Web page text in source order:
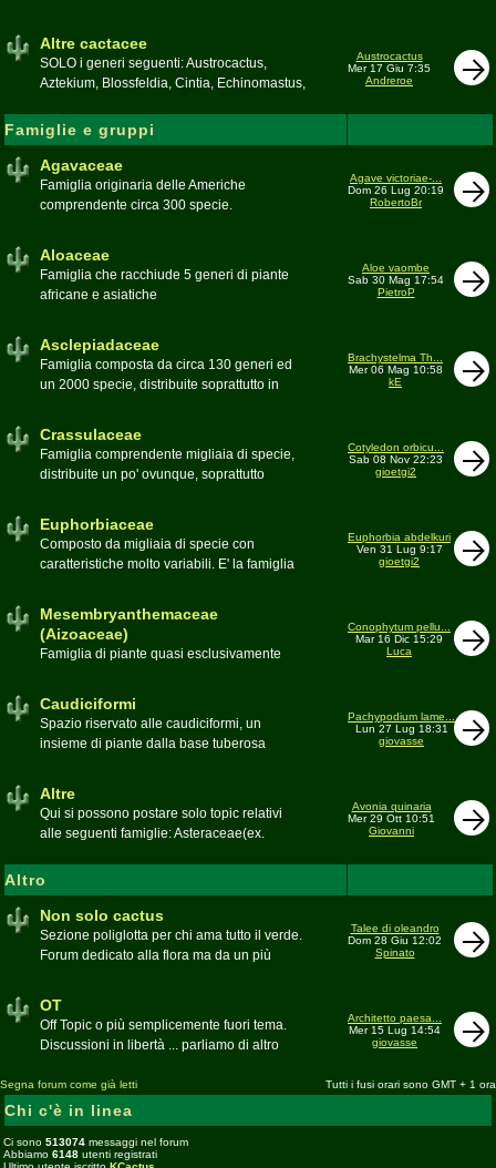
Altre cactacee
SOLO i generi seguenti: Austrocactus,
Aztekium, Blossfeldia, Cintia, Echinomastus,
Geohintonia, Obregonia, Oroya,
Ortegocactus, Pediocactus, Pelecyphora,
Pereskia, Sclerocactus, Strombocactus ,
Toumeya, Uebelmannia, Yavia. Sottotribù:
Hylocereinae (Aporocactus, Epiphyllum,
Austrocactus
Mer 17 Giu 7:35
Andreroe
Famiglie e gruppi
Agavaceae
Famiglia originaria delle Americhe
comprendente circa 300 specie.
generi:Agave, Beschorneria, Furcraea,
Hesperaloë, Littaea, Manfreda, Polianthes,
Agave victoriae-...
Dom 26 Lug 20:19
RobertoBr
Aloaceae
Famiglia che racchiude 5 generi di piante
africane e asiatiche
Aloe vaombe
Sab 30 Mag 17:54
PietroP
Asclepiadaceae
Famiglia composta da circa 130 generi ed
un 2000 specie, distribuite soprattutto in
Brachystelma Th...
Mer 06 Mag 10:58
kE
Crassulaceae
Famiglia comprendente migliaia di specie,
distribuite un po' ovunque, soprattutto
Cotyledon orbicu...
Sab 08 Nov 22:23
gioetgi2
Euphorbiaceae
Composto da migliaia di specie con
caratteristiche molto variabili. E' la famiglia
popolazioni anche nel nostro paese
Moderatorebeppe58
Euphorbia abdelkuri
Ven 31 Lug 9:17
gioetgi2
Mesembryanthemaceae
(Aizoaceae)
Famiglia di piante quasi esclusivamente
appartenenti alla famiglia
Conophytum pellu...
Mar 16 Dic 15:29
Luca
Caudiciformi
Spazio riservato alle caudiciformi, un
insieme di piante dalla base tuberosa
Pachypodium lame...
Lun 27 Lug 18:31
giovasse
Altre
Qui si possono postare solo topic relativi
alle seguenti famiglie: Asteraceae(ex.
Sansevieria; Lamiaceae (ex. Labiatae) gen.
Coleus e Plectranthus; Peperomiaceae gen.
Peperomia (solo specie succulente);
Geraniaceae gen. Pelargonium, Monsonia
Talinum, Portulacaria
Avonia quinaria
Mer 29 Ott 10:51
Giovanni
Altro
Non solo cactus
Sezione poliglotta per chi ama tutto il verde.
Forum dedicato alla flora ma da un più
Talee di oleandro
Dom 28 Giu 12:02
Spinato
OT
Off Topic o più semplicemente fuori tema.
Discussioni in libertà ... parliamo di altro
Architetto paesa...
Mer 15 Lug 14:54
giovasse
Segna forum come già letti Tutti i fusi orari sono GMT + 1 ora
Chi c'è in linea
Ci sono 513074 messaggi nel forum
Abbiamo 6148 utenti registrati